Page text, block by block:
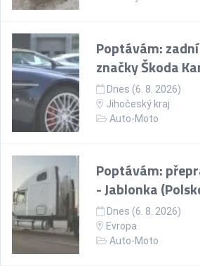
Poptávám:
značky Škoda
Dnes (6. 8. 2026)
Jihočeský kraj
Auto-Moto
Poptávám:
- Jablonka
Dnes (6. 8. 2026)
Evropa
Auto-Moto